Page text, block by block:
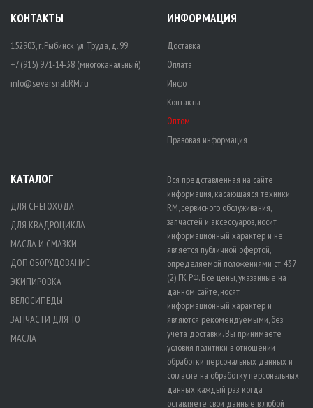
КОНТАКТЫ
152903, г. Рыбинск, ул. Труда, д. 99
+7 (915) 971-14-38 (многоканальный)
info@seversnabRM.ru
ИНФОРМАЦИЯ
Доставка
Оплата
Инфо
Контакты
Оптом
Правовая информация
КАТАЛОГ
ДЛЯ СНЕГОХОДА
ДЛЯ КВАДРОЦИКЛА
МАСЛА И СМАЗКИ
ДОП.ОБОРУДОВАНИЕ
ЭКИПИРОВКА
ВЕЛОСИПЕДЫ
ЗАПЧАСТИ ДЛЯ ТО
МАСЛА
Вся представленная на сайте
информация, касающаяся техники
RM, сервисного обслуживания,
запчастей и аксессуаров, носит
информационный характер и не
является публичной офертой,
определяемой положениями ст. 437
(2) ГК РФ. Все цены, указанные на
данном сайте, носят
информационный характер и
являются рекомендуемыми, без
учета доставки. Вы принимаете
условия политики в отношении
обработки персональных данных и
согласие на обработку персональных
данных каждый раз, когда
оставляете свои данные в любой